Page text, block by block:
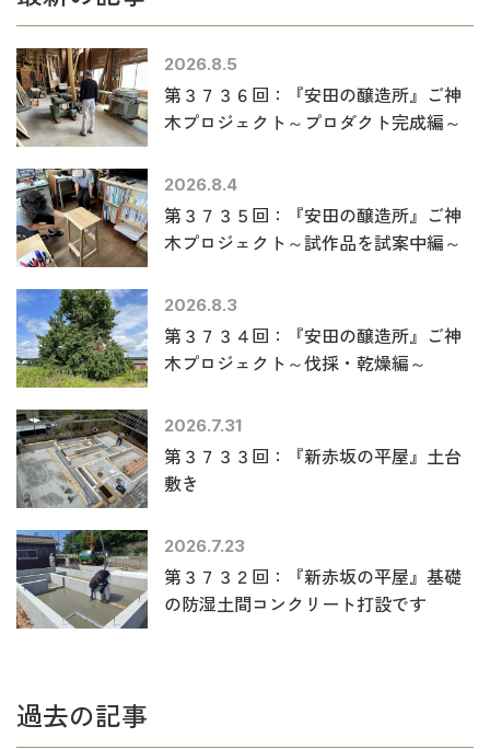
2026.8.5
第３７３６回：『安田の醸造所』ご神
木プロジェクト～プロダクト完成編～
2026.8.4
第３７３５回：『安田の醸造所』ご神
木プロジェクト～試作品を試案中編～
2026.8.3
第３７３４回：『安田の醸造所』ご神
木プロジェクト～伐採・乾燥編～
2026.7.31
第３７３３回：『新赤坂の平屋』土台
敷き
2026.7.23
第３７３２回：『新赤坂の平屋』基礎
の防湿土間コンクリート打設です
過去の記事